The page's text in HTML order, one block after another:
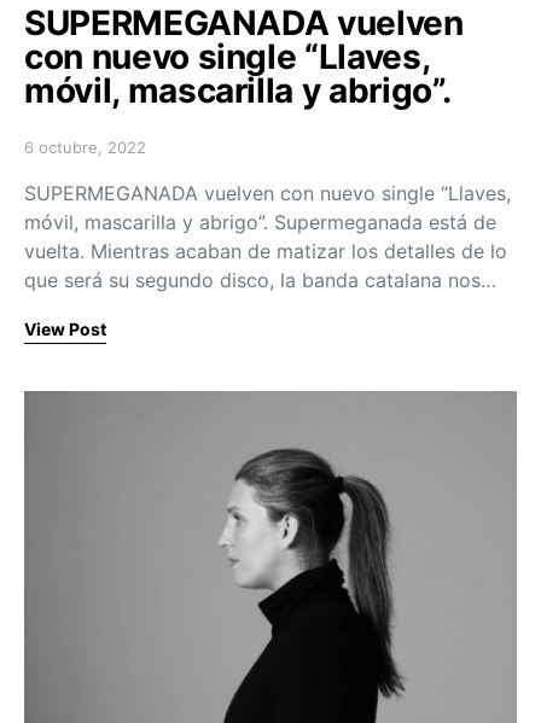
SUPERMEGANADA vuelven
con nuevo single “Llaves,
móvil, mascarilla y abrigo”.
Posted on
6 octubre, 2022
SUPERMEGANADA vuelven con nuevo single “Llaves,
móvil, mascarilla y abrigo”. Supermeganada está de
vuelta. Mientras acaban de matizar los detalles de lo
que será su segundo disco, la banda catalana nos…
View Post